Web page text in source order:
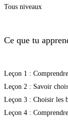
Tous niveaux
Ce que tu
Leçon 1 :
Leçon 2 : Savoir
Leçon 3 : Choisir les
Leçon 4 :